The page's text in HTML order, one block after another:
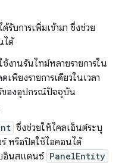
ได้รับการเพิ่มเข้ามา ซึ่งช่วย
ได้
งานรันไทม์หลายรายการใน
พียงรายการเดียวในเวลา
ของอุปกรณ์ปัจจุบัน
ซึ่งช่วยให้ไคลเอ็นต์ระบุ
หรือปิดใช้ไอคอนได้
อินสแตนซ์ PanelEntity